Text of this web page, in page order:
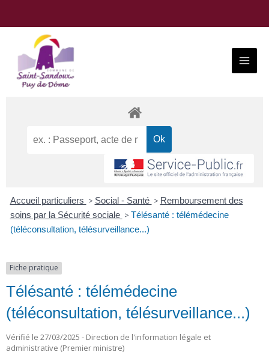
Menu
Accueil particuliers > Social - Santé > Remboursement des
soins par la Sécurité sociale > Télésanté : télémédecine
(téléconsultation, télésurveillance...)
Fiche pratique
Télésanté : télémédecine
(téléconsultation, télésurveillance...)
Vérifié le 27/03/2025 - Direction de l'information légale et
administrative (Premier ministre)